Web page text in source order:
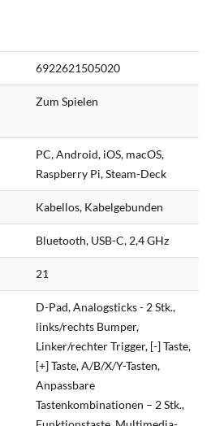
6922621505020
Zum Spielen
PC, Android, iOS, macOS,
Raspberry Pi, Steam-Deck
Kabellos, Kabelgebunden
Bluetooth, USB-C, 2,4 GHz
21
D-Pad, Analogsticks - 2 Stk.,
links/rechts Bumper,
Linker/rechter Trigger, [-] Taste,
[+] Taste, A/B/X/Y-Tasten,
Anpassbare
Tastenkombinationen – 2 Stk.,